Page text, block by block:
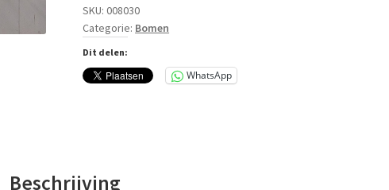
cm C130
aantal
SKU:008030
Categorie: Bomen
Dit delen:
WhatsApp
Beschrijving